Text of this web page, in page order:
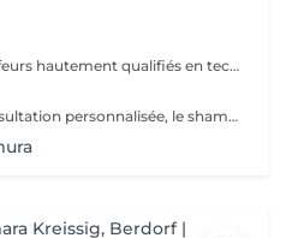
Forfait EXPERTISE, nos coiffeurs hautement qualifiés en technique anglo-saxonne, en formation continu et diplômés d’une académie anglaise à Paris. Vous offre une séance d’une heure avec votre coach en suivi beauté. Ce pack inclus : 1 h de prestation Un diagnostique personnalisé Shampoing spécifique Haircare Conditioner spécifique Produit de coiffage Coupe Styling Produit de finition
Le pack comprend une consultation personnalisée, le shampooing et le conditionneur spécifiques REDKEN , le séchage et les produits de styling REDKEN * Tarifs à titre indicatifs à confirmer après la consultation personnalisée établit auprès de votre coiffeur/stylist/spécialiste * La direction se réserve le droit d’apporter des modifications pour le bon fonctionnement du salon